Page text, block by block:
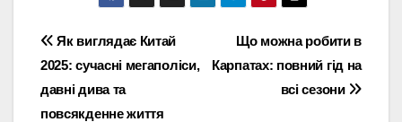
Навігація
записів
Що можна робити в
Карпатах: повний гід на
всі сезони
Як виглядає Китай
2025: сучасні мегаполіси,
давні дива та
повсякденне життя